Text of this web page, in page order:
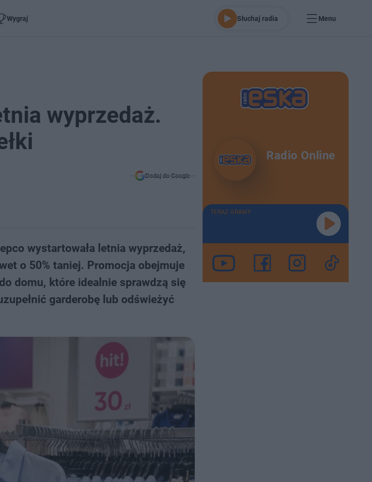
Wygraj Słuchaj radia Menu
wyprzedaż.
Dodaj do Google
wystartowała letnia wyprzedaż,
o 50% taniej. Promocja obejmuje
domu, które idealnie sprawdzą się
garderobę lub odświeżyć
Radio Online
TERAZ GRAMY